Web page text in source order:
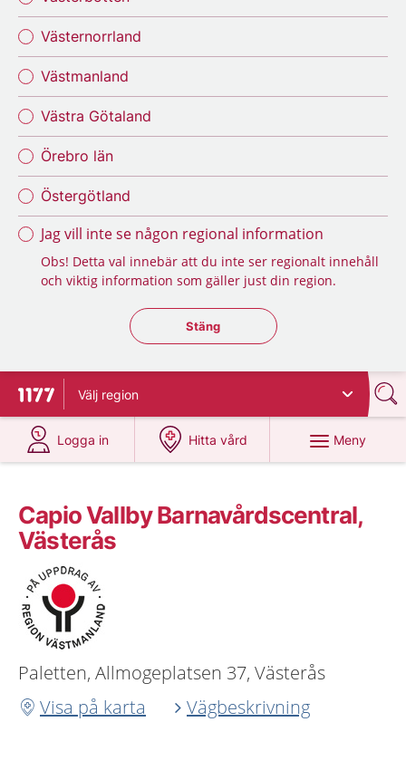
Västernorrland
Västmanland
Västra Götaland
Örebro län
Östergötland
Jag vill inte se någon regional information
Obs! Detta val innebär att du inte ser regionalt innehåll
och viktig information som gäller just din region.
Stäng regionsväljaren
Stäng
Till startsidan för 1177
Välj region
Logga in
på 1177.se
Hitta vård
på 1177.se
Meny
Capio Vallby Barnavårdscentral,
Västerås
Paletten, Allmogeplatsen 37, Västerås
Visa på karta
Vägbeskrivning